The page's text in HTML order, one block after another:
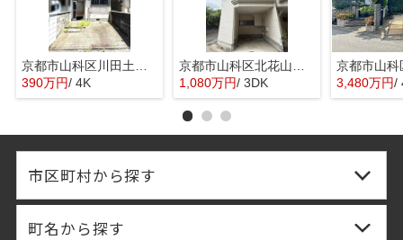
京都市山科区川田土仏の中古テラスハウス
390万円/ 4K
京都市山科区北花山河原町の中古一戸建
1,080万円/ 3DK 3,480万円/
市区町村から探す
町名から探す